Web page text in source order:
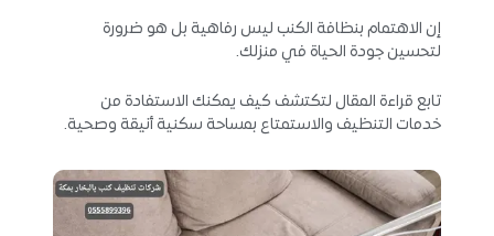
إن الاهتمام بنظافة الكنب ليس رفاهية بل هو ضرورة
لتحسين جودة الحياة في منزلك.
تابع قراءة المقال لتكتشف كيف يمكنك الاستفادة من
خدمات التنظيف والاستمتاع بمساحة سكنية أنيقة وصحية.